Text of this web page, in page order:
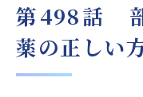
第498話
薬の正しい